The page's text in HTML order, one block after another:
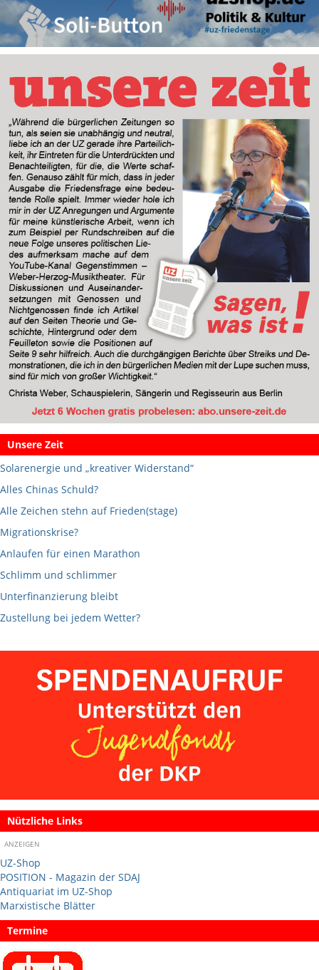
Unsere Zeit
Solarenergie und „kreativer Widerstand“
Alles Chinas Schuld?
Alle Zeichen stehn auf Frieden(stage)
Migrationskrise?
Anlaufen für einen Marathon
Schlimm und schlimmer
Unterfinanzierung bleibt
Zustellung bei jedem Wetter?
Nützliche Links
ANZEIGEN
UZ-Shop
POSITION - Magazin der SDAJ
Antiquariat im UZ-Shop
Marxistische Blätter
Termine